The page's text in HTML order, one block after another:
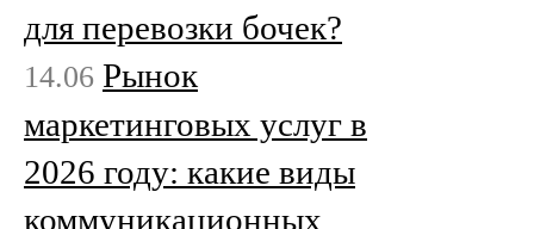
для перевозки бочек?
14.06 Рынок
маркетинговых услуг в
2026 году: какие виды
коммуникационных